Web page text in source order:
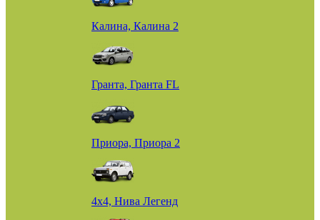
Калина, Калина 2
Гранта, Гранта FL
Приора, Приора 2
4х4, Нива Легенд